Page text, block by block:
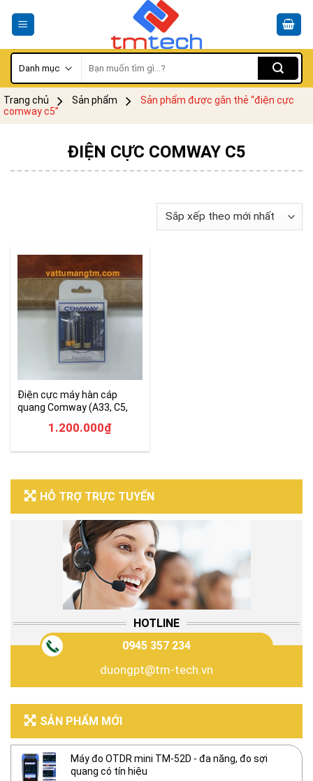
kiếm:
Trang chủ Sản phẩm
Sản phẩm được gắn thẻ “điện cực
comway c5”
HỖ TRỢ TRỰC TUYẾN
HOTLINE
0945 357 234
duongpt@tm-tech.vn
SẢN PHẨM MỚI
Máy đo OTDR mini TM-52D - đa năng, đo sợi
quang có tín hiệu
ĐIỆN CỰC COMWAY C5
Điện cực máy hàn cáp
quang Comway (A33, C5,
1.200.000₫